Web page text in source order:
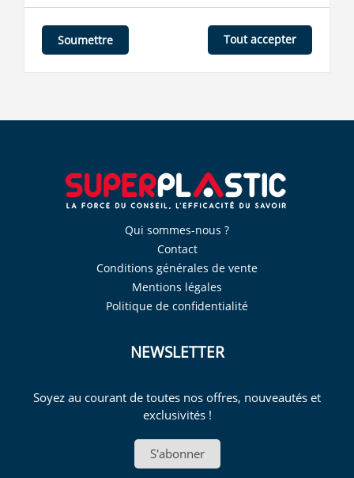
Soumettre Tout accepter
Qui sommes-nous ?
Contact
Conditions générales de vente
Mentions légales
Politique de confidentialité
NEWSLETTER
Soyez au courant de toutes nos offres, nouveautés et
exclusivités !
S'abonner